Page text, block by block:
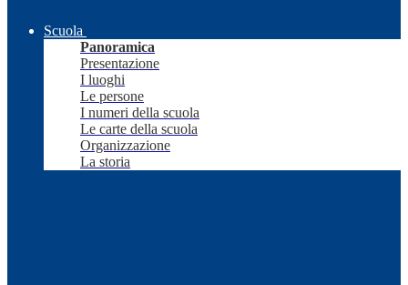
Scuola
Panoramica
Presentazione
I luoghi
Le persone
I numeri della scuola
Le carte della scuola
Organizzazione
La storia